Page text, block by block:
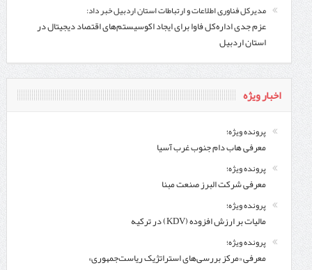
مدیرکل فناوری اطلاعات و ارتباطات استان اردبیل خبر داد:
عزم جدی اداره‌کل فاوا برای ایجاد اکوسیستم‌های اقتصاد دیجیتال در
استان اردبیل
اخبار ویژه
پرونده ویژه؛
معرفی هاب دام جنوب غرب آسیا
پرونده ویژه؛
معرفی شركت البرز صنعت مبنا
پرونده ویژه؛
مالیات بر ارزش افزوده (KDV) در ترکیه
پرونده ویژه؛
معرفی «مرکز بررسی‌های استراتژیک ریاست‌جمهوری»